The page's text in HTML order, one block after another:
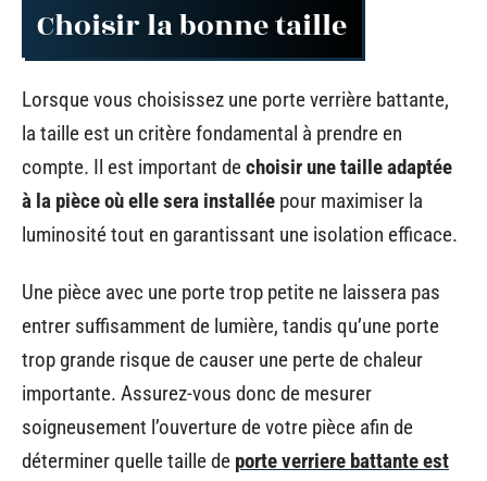
Choisir la bonne taille
Lorsque vous choisissez une porte verrière battante,
la taille est un critère fondamental à prendre en
compte. Il est important dechoisir une taille adaptée
à la pièce où elle sera installée pour maximiser la
luminosité tout en garantissant une isolation efficace.
Une pièce avec une porte trop petite ne laissera pas
entrer suffisamment de lumière, tandis qu’une porte
trop grande risque de causer une perte de chaleur
importante. Assurez-vous donc de mesurer
soigneusement l’ouverture de votre pièce afin de
déterminer quelle taille de porte verriere battante est